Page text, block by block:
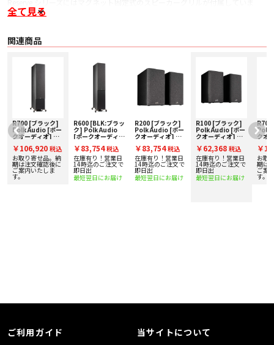
す。
スピーカー本体にグリルを挿し込むための穴を設ける必要がなく、クリーンな
グレー、ホワイトのスピーカーにはライトグレーのグリルが付属しています。
Premium Terminal:
バナナプラグ、 Y ラグにも対応しています。 シリーズ最上位モデルの
「R700」は高域用、低域用の端子が独立しており、バイワイヤリング接続や
バイアンプ駆動が可能です。
○ トランスデューサー
・ 1インチ ピナクル リング ラジエーター トゥイーター
・ 4インチ タービンコーン ミッド／ウーファー×4
○ エンクロージャー形式 密閉型
○ 再生周波数範囲 50Hz - 50kHz
○ 周波数レスポンス（-3dB） 75Hz - 35kHz
○ 最小インピーダンス 3.9Ω
○ 感度 (2.83V/1m) 87dB
○ クロスオーバー周波数 1400Hz / 2700Hz
全て見る
関連商品
R700 [ブラック]
Polk Audio [ポー
クオーディオ] ト
カー [1本] 下取り
査定額20%アップ
実施中！
￥106,920 税込
お取り寄せ品。納
期は注文確認後に
ご案内いたしま
す。
R600 [BLK:ブラッ
ク] Polk Audio
[ポークオーディ
スピーカー [1本]
下取り査定額20%
アップ実施中！
￥83,754税込
在庫有り！営業日
14時迄のご注文で
即日出
最短翌日にお届け
R200 [ブラック]
Polk Audio [ポー
クオーディオ] ブ
ーカー [ペア] 下取
り査定額20%アッ
プ実施中！
￥83,754税込
在庫有り！営業日
14時迄のご注文で
即日出
最短翌日にお届け
R100 [ブラック]
Polk Audio [ポー
クオーディオ] ブ
ーカー [ペア] 下取
り査定額20%アッ
プ実施中！
￥62,368 税込
在庫有り！営業日
14時迄のご注文で
即日出
最短翌日にお届け
R700
Polk
クオ
カー
査定
実施
￥
お取
期は
ご案
す。
ご利用ガイド 当サイトについて